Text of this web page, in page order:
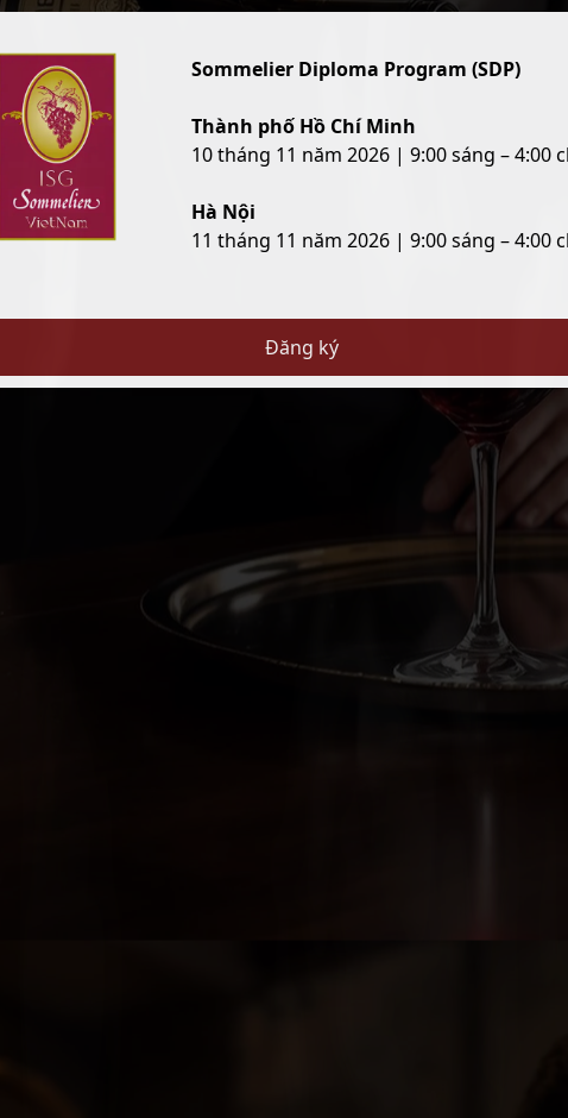
Sommelier Diploma Program (SDP)
Thành phố Hồ Chí Minh
10 tháng 11 năm 2026 | 9:00 sáng – 4:00
Hà Nội
11 tháng 11 năm 2026 | 9:00 sáng – 4:00
Đăng ký